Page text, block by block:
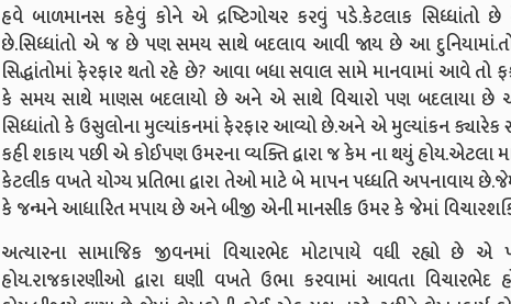
હવે બાળમાનસ કહેવું કોને એ દ્રષ્ટિગોચર કરવું પડે.કેટલાક સિધ્ધાંતો છે
છે.સિધ્ધાંતો એ જ છે પણ સમય સાથે બદલાવ આવી જાય છે આ
સિદ્ધાંતોમાં ફેરફાર થતો રહે છે? આવા બધા સવાલ સામે માનવામાં આવે
કે સમય સાથે માણસ બદલાયો છે અને એ સાથે વિચારો પણ બદલાયા છે અને
સિધ્ધાંતો કે ઉસુલોના મુલ્યાંકનમાં ફેરફાર આવ્યો છે.અને એ મુલ્યાંકન
કહી શકાય પછી એ કોઈપણ ઉમરના વ્યક્તિ દ્વારા જ કેમ ના થયું હોય.એટલા
કેટલીક વખતે યોગ્ય પ્રતિભા દ્વારા તેઓ માટે બે માપન પધ્ધતિ અપનાવાય
કે જન્મને આધારિત મપાય છે અને બીજી એની માનસીક ઉમર કે જેમાં
અત્યારના સામાજિક જીવનમાં વિચારભેદ મોટાપાયે વધી રહ્યો છે એ
હોય.રાજકારણીઓ દ્વારા ઘણી વખતે ઉભા કરવામાં આવતા વિચારભેદ